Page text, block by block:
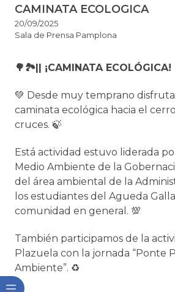
CAMINATA ECOLOGICA
20/09/2025
Sala de Prensa Pamplona
🌳🏞️|| ¡CAMINATA ECOLÓGICA!
💚 Desde muy temprano
caminata ecológica hacia el
cruces. 🍃
Está actividad estuvo liderada
Medio Ambiente de la
del área ambiental de la
los estudiantes del Agueda
comunidad en general. 💯
También participamos de la
Plazuela con la jornada “Ponte
Ambiente”. ♻️